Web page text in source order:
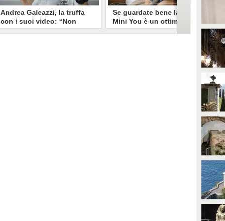
Andrea Galeazzi, la truffa
con i suoi video: “Non
sono io quello. Mi hanno
Se guardate bene la foto
Mini You è un ottimo modo
per regalare i dati
Il nuovo trend su Instagram, Mini
You, in cui si pubblica una foto da
bambini e una attuale, è una vera
generativa. Si stimano 40 milioni
essere "preda" di voraci algoritmi